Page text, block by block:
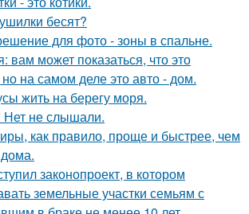
бесят?
для фото - зоны в спальне.
вам может показаться, что это
но на самом деле это авто - дом.
жить на берегу моря.
Нет не слышали.
как правило, проще и быстрее, чем
законопроект, в котором
земельные участки семьям с